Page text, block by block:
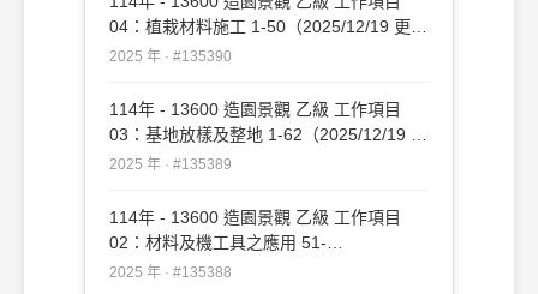
04：植栽材料施工 1-50（2025/12/19 更
新）#135390
2025 年 · #135390
114年 - 13600 造園景觀 乙級 工作項目
03：基地放樣及整地 1-62（2025/12/19 更
新）#135389
2025 年 · #135389
114年 - 13600 造園景觀 乙級 工作項目
02：材料及機工具之應用 51-
109（2025/12/19 更新）#135388
2025 年 · #135388